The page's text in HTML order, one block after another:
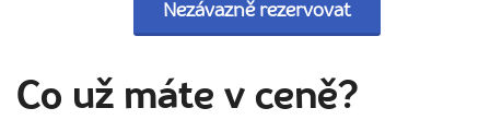
Nezávazně rezervovat
Co už máte v ceně?